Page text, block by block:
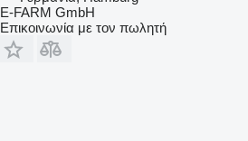
E-FARM GmbH
Επικοινωνία με τον πωλητή